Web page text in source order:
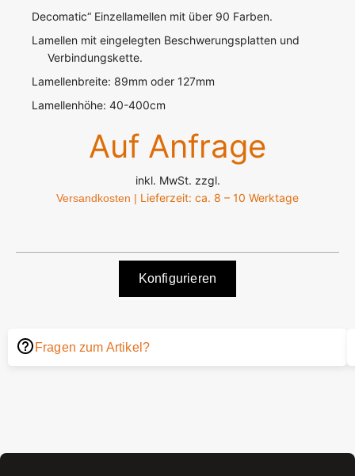
Decomatic“ Einzellamellen mit über 90 Farben.
Lamellen mit eingelegten Beschwerungsplatten und
Verbindungskette.
Lamellenbreite: 89mm oder 127mm
Lamellenhöhe: 40-400cm
Auf Anfrage
inkl. MwSt. zzgl.
Versandkosten | Lieferzeit: ca. 8 – 10 Werktage
Konfigurieren
Fragen zum Artikel?